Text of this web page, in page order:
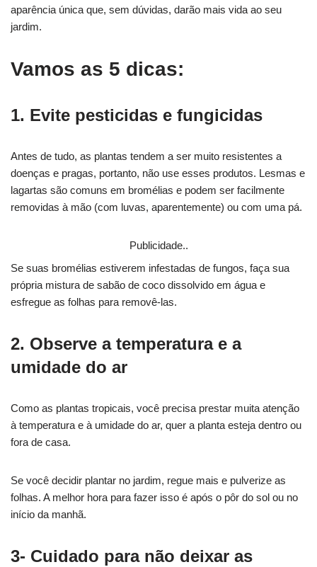
aparência única que, sem dúvidas, darão mais vida ao seu
jardim.
Vamos as 5 dicas:
1. Evite pesticidas e fungicidas
Antes de tudo, as plantas tendem a ser muito resistentes a
doenças e pragas, portanto, não use esses produtos. Lesmas e
lagartas são comuns em bromélias e podem ser facilmente
removidas à mão (com luvas, aparentemente) ou com uma pá.
Publicidade..
Se suas bromélias estiverem infestadas de fungos, faça sua
própria mistura de sabão de coco dissolvido em água e
esfregue as folhas para removê-las.
2. Observe a temperatura e a
umidade do ar
Como as plantas tropicais, você precisa prestar muita atenção
à temperatura e à umidade do ar, quer a planta esteja dentro ou
fora de casa.
Se você decidir plantar no jardim, regue mais e pulverize as
folhas. A melhor hora para fazer isso é após o pôr do sol ou no
início da manhã.
3- Cuidado para não deixar as